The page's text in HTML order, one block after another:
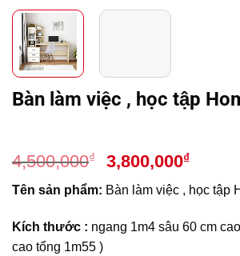
Bàn làm việc , học tập
4,500,000₫
Giá
gốc
là:
4,500,000₫.
3,800,000₫Giá
hiện
tại
là:
Tên sản phẩm: Bàn làm việc , học tập
Kích thước : ngang 1m4 sâu 60 cm
cao tổng 1m55 )